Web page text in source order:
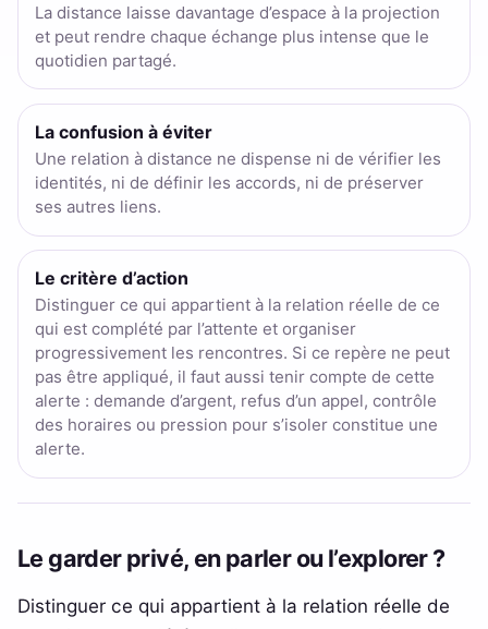
La distance laisse davantage d’espace à la projection
et peut rendre chaque échange plus intense que le
quotidien partagé.
La confusion à éviter
Une relation à distance ne dispense ni de vérifier les
identités, ni de définir les accords, ni de préserver
ses autres liens.
Le critère d’action
Distinguer ce qui appartient à la relation réelle de ce
qui est complété par l’attente et organiser
progressivement les rencontres. Si ce repère ne peut
pas être appliqué, il faut aussi tenir compte de cette
alerte : demande d’argent, refus d’un appel, contrôle
des horaires ou pression pour s’isoler constitue une
alerte.
Le garder privé, en parler ou l’explorer ?
Distinguer ce qui appartient à la relation réelle de